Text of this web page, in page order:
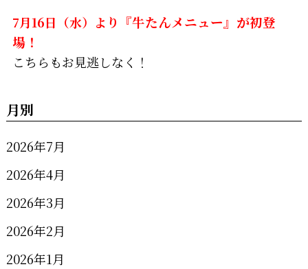
7月16日（水）より 『牛たんメニュー』が初登
場！
こちらもお見逃しなく！
月別
2026年7月
2026年4月
2026年3月
2026年2月
2026年1月